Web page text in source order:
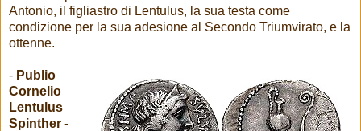
Antonio, il figliastro di Lentulus, la sua testa come
condizione per la sua adesione al Secondo Triumvirato, e la
ottenne.
- Publio
Cornelio
Lentulus
Spinther -